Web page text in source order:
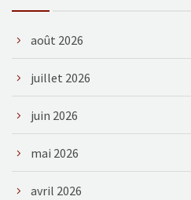
août 2026
juillet 2026
juin 2026
mai 2026
avril 2026